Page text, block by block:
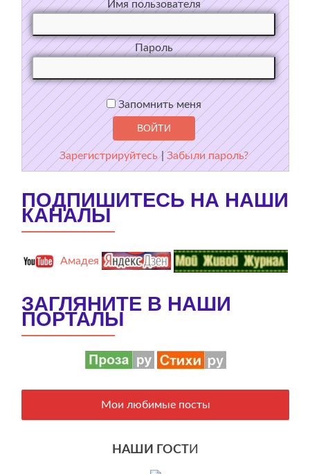
Имя пользователя
Пароль
Запомнить меня
Зарегистрируйтесь |Забыли пароль?
ПОДПИШИТЕСЬ НА НАШИ
КАНАЛЫ
Амадея
ЗАГЛЯНИТЕ В НАШИ
ПОРТАЛЫ
Мои любимые посты
НАШИ ГОСТИ